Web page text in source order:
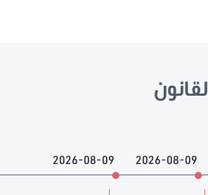
2026-08-09
2026-08-09